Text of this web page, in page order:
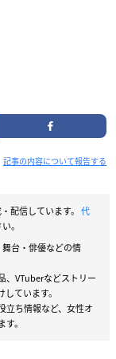
記事の内容について報告する
配信しています。 代
。
台・俳優などの情
、VTuberなどストリー
ています。
立ち情報など、女性オ
。